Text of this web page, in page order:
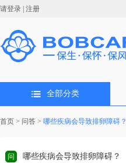
请登录 | 注册
全部分类
首页 > 问答 > 哪些疾病会导致排卵障碍？
问 哪些疾病会导致排卵障碍？